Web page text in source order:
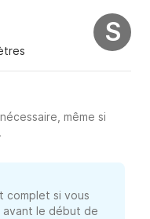
S
même si
complet si vous
avant le début de